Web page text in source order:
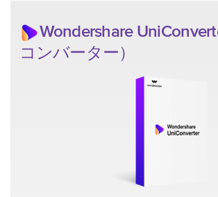
Wondershare
コンバーター）